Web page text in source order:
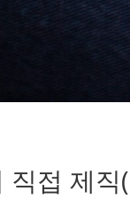
접 제